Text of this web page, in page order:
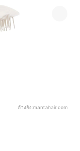
อ้างอิง:mantahair.com